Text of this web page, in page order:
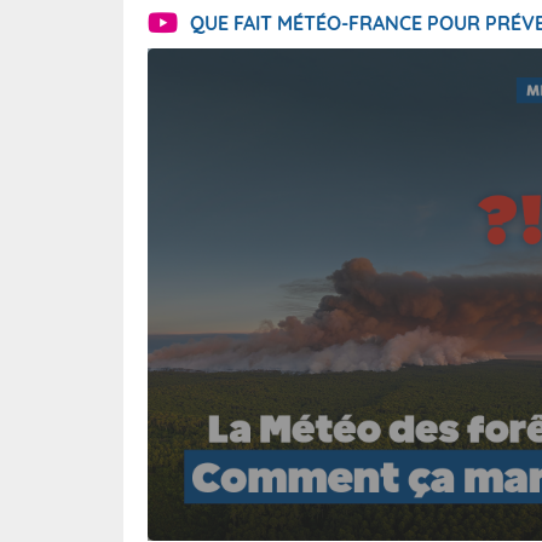
QUE FAIT MÉTÉO-FRANCE POUR